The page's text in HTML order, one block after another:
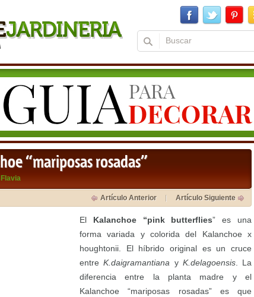
“mariposas rosadas”
Flavia
Artículo Anterior Artículo Siguiente
El Kalanchoe “pink butterflies” es una
forma variada y colorida del Kalanchoe x
houghtonii. El híbrido original es un cruce
entreK.daigramantiana y K.delagoensis. La
diferencia entre la planta madre y el
Kalanchoe “mariposas rosadas” es que